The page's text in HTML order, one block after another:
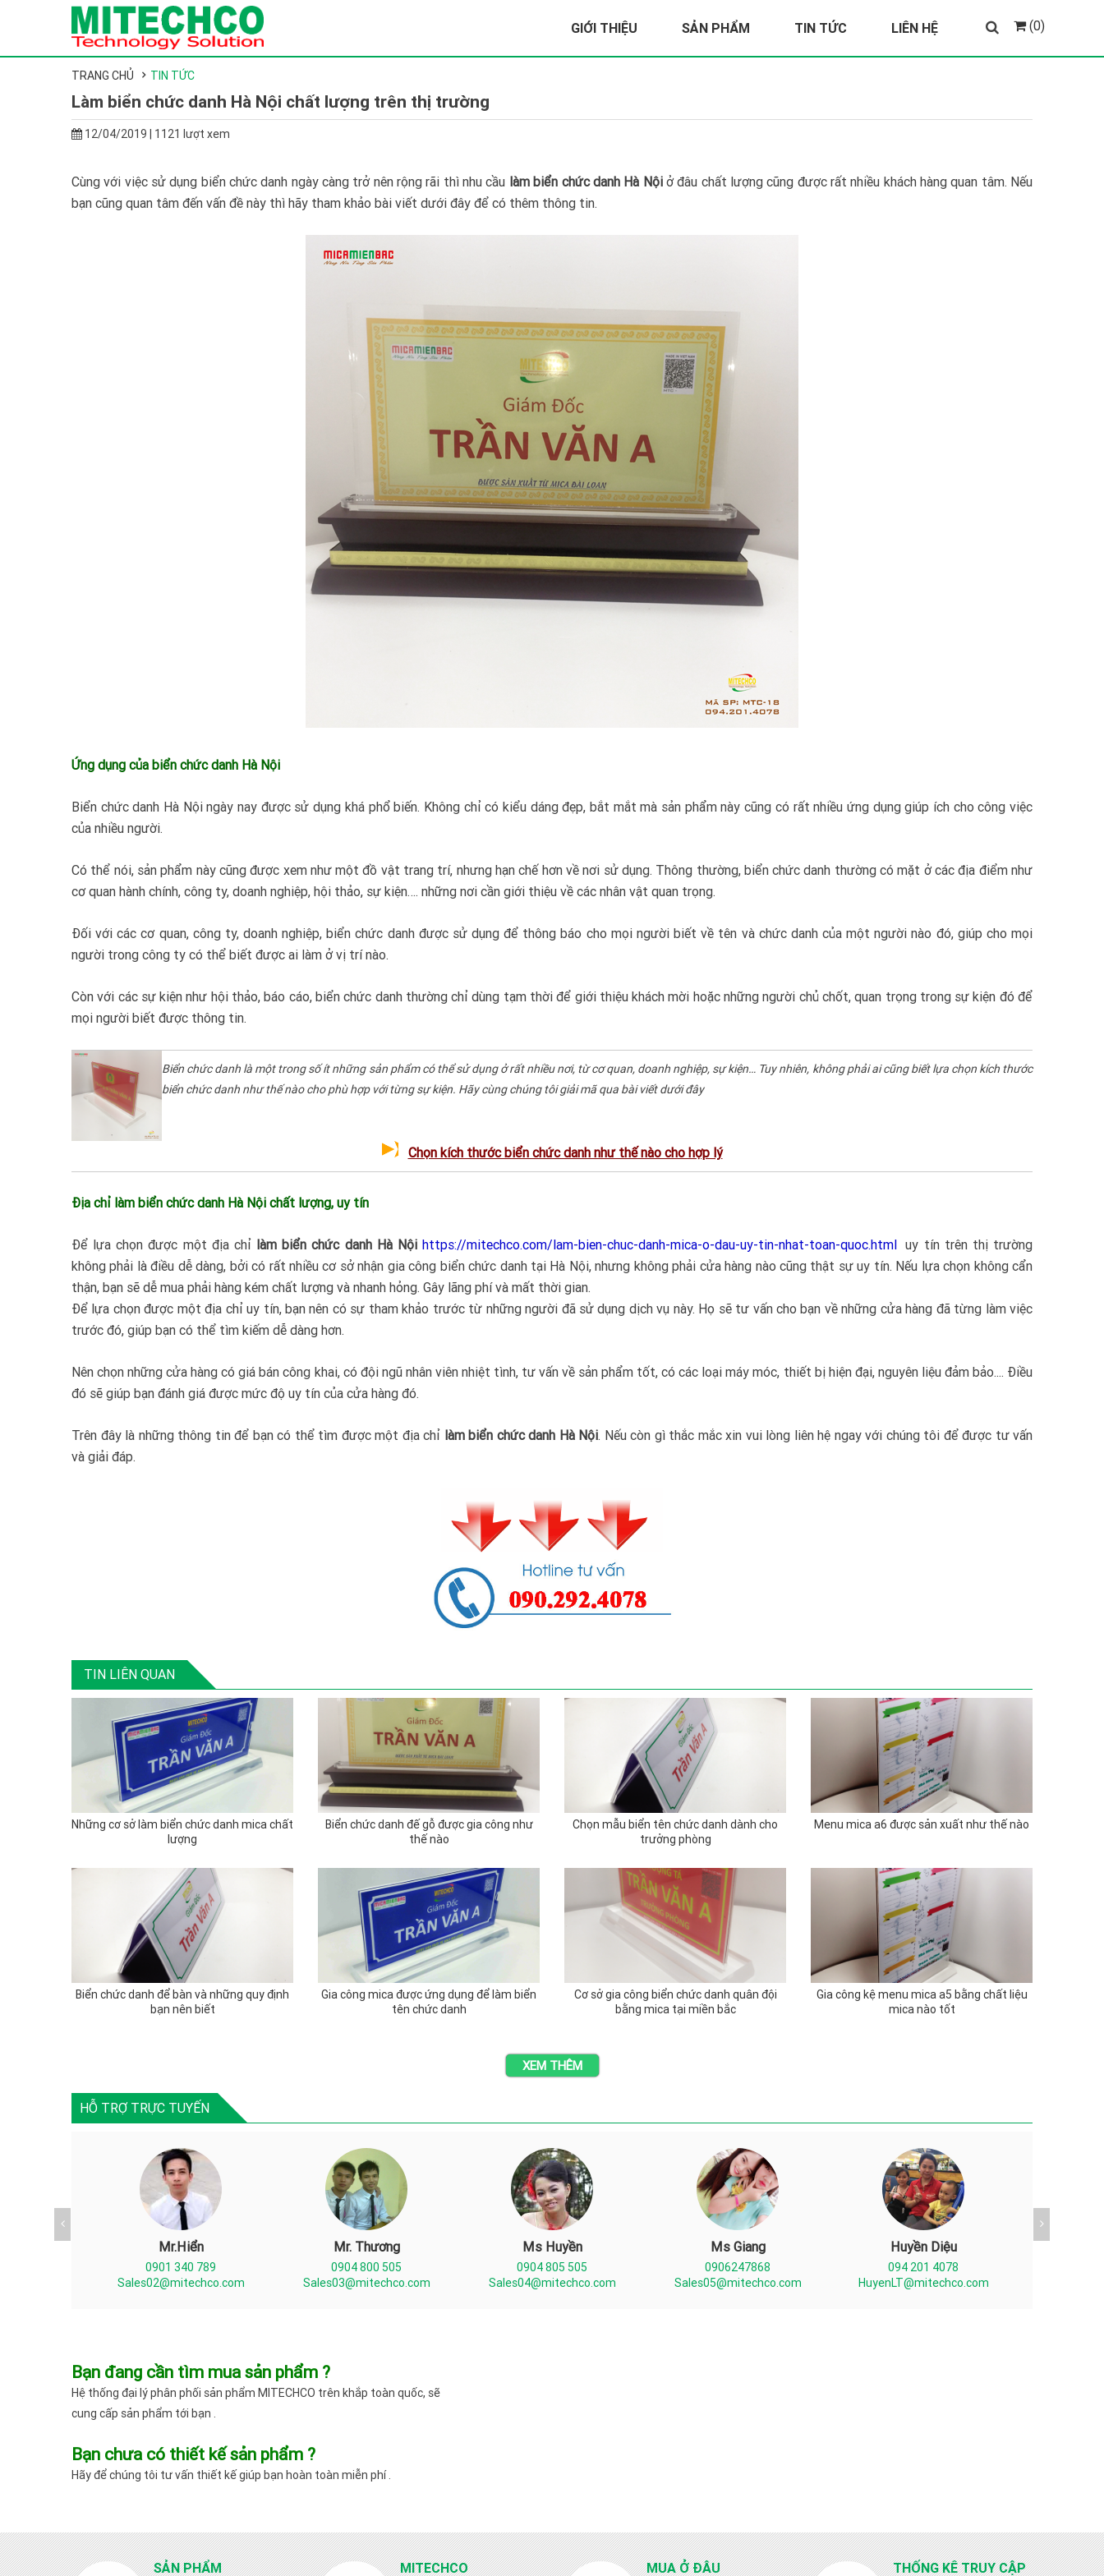
GIỚI THIỆU SẢN PHẨM TIN TỨC LIÊN HỆ (0)
TRANG CHỦ TIN TỨC
Làm biển chức danh Hà Nội chất lượng trên thị trường
12/04/2019 | 1121 lượt xem
Cùng với việc sử dụng biển chức danh ngày càng trở nên rộng rãi thì nhu cầu làm biển chức danh Hà Nộiở đâu chất lượng cũng được rất nhiều khách hàng quan tâm. Nếu
bạn cũng quan tâm đến vấn đề này thì hãy tham khảo bài viết dưới đây để có thêm thông tin.
Ứng dụng của biển chức danh Hà Nội
Biển chức danh Hà Nội ngày nay được sử dụng khá phổ biến. Không chỉ có kiểu dáng đẹp, bắt mắt mà sản phẩm này cũng có rất nhiều ứng dụng giúp ích cho công việc
của nhiều người.
Có thể nói, sản phẩm này cũng được xem như một đồ vật trang trí, nhưng hạn chế hơn về nơi sử dụng. Thông thường, biển chức danh thường có mặt ở các địa điểm như
cơ quan hành chính, công ty, doanh nghiệp, hội thảo, sự kiện…. những nơi cần giới thiệu về các nhân vật quan trọng.
Đối với các cơ quan, công ty, doanh nghiệp, biển chức danh được sử dụng để thông báo cho mọi người biết về tên và chức danh của một người nào đó, giúp cho mọi
người trong công ty có thể biết được ai làm ở vị trí nào.
Còn với các sự kiện như hội thảo, báo cáo, biển chức danh thường chỉ dùng tạm thời để giới thiệu khách mời hoặc những người chủ chốt, quan trọng trong sự kiện đó để
mọi người biết được thông tin.
Biển chức danh là một trong số ít những sản phẩm có thể sử dụng ở rất nhiều nơi, từ cơ quan, doanh nghiệp, sự kiện… Tuy nhiên, không phải ai cũng biết lựa chọn kích thước
biển chức danh như thế nào cho phù hợp với từng sự kiện. Hãy cùng chúng tôi giải mã qua bài viết dưới đây
Chọn kích thước biển chức danh như thế nào cho hợp lý
Địa chỉ làm biển chức danh Hà Nội chất lượng, uy tín
Để lựa chọn được một địa chỉ làm biển chức danh Hà Nội https://mitechco.com/lam-bien-chuc-danh-mica-o-dau-uy-tin-nhat-toan-quoc.html uy tín trên thị trường
không phải là điều dễ dàng, bởi có rất nhiều cơ sở nhận gia công biển chức danh tại Hà Nội, nhưng không phải cửa hàng nào cũng thật sự uy tín. Nếu lựa chọn không cẩn
thận, bạn sẽ dễ mua phải hàng kém chất lượng và nhanh hỏng. Gây lãng phí và mất thời gian.
Để lựa chọn được một địa chỉ uy tín, bạn nên có sự tham khảo trước từ những người đã sử dụng dịch vụ này. Họ sẽ tư vấn cho bạn về những cửa hàng đã từng làm việc
trước đó, giúp bạn có thể tìm kiếm dễ dàng hơn.
Nên chọn những cửa hàng có giá bán công khai, có đội ngũ nhân viên nhiệt tình, tư vấn về sản phẩm tốt, có các loại máy móc, thiết bị hiện đại, nguyên liệu đảm bảo.... Điều
đó sẽ giúp bạn đánh giá được mức độ uy tín của cửa hàng đó.
Trên đây là những thông tin để bạn có thể tìm được một địa chỉ làm biển chức danh Hà Nội. Nếu còn gì thắc mắc xin vui lòng liên hệ ngay với chúng tôi để được tư vấn
và giải đáp.
TIN LIÊN QUAN
Những cơ sở làm biển chức danh mica chất
lượng
Biển chức danh đế gỗ được gia công như
thế nào
Chọn mẫu biển tên chức danh dành cho
trưởng phòng
Menu mica a6 được sản xuất như thế nào
Biển chức danh để bàn và những quy định
bạn nên biết
Gia công mica được ứng dụng để làm biển
tên chức danh
Cơ sở gia công biển chức danh quân đội
bằng mica tại miền bắc
Gia công kệ menu mica a5 bằng chất liệu
mica nào tốt
XEM THÊM
HỖ TRỢ TRỰC TUYẾN
Mr.Hiển
0901 340 789
Sales02@mitechco.com
Mr. Thương
0904 800 505
Sales03@mitechco.com
Ms Huyền
0904 805 505
Sales04@mitechco.com
Ms Giang
0906247868
Sales05@mitechco.com
Huyền Diệu
094 201 4078
HuyenLT@mitechco.com
Bạn đang cần tìm mua sản phẩm ?
Hệ thống đại lý phân phối sản phẩm MITECHCO trên khắp toàn quốc, sẽ
cung cấp sản phẩm tới bạn .
Bạn chưa có thiết kế sản phẩm ?
Hãy để chúng tôi tư vấn thiết kế giúp bạn hoàn toàn miễn phí .
SẢN PHẨM MITECHCO MUA Ở ĐÂU THỐNG KÊ TRUY CẬP